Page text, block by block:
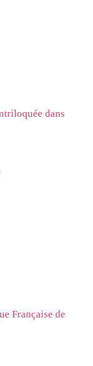
dans
Française de